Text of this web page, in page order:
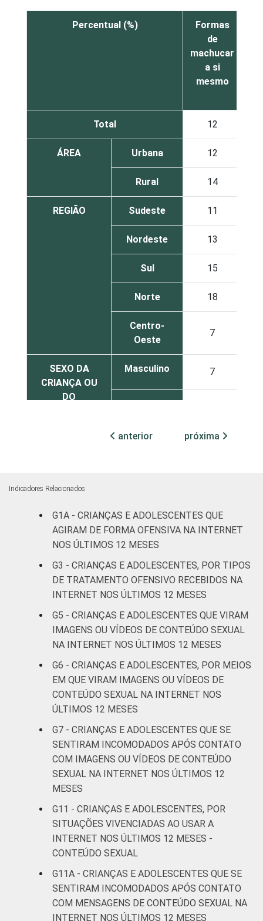
Percentual (%)
Formas
de
machucar
a si
mesmo
Total 12
ÁREA Urbana 12
Rural 14
REGIÃO Sudeste 11
Nordeste 13
Sul 15
Norte 18
Centro-
Oeste
7
SEXO DA
CRIANÇA OU
DO
Masculino 7
Feminino
Até
II
Médio ou
FAIXA ETÁRIA
DA CRIANÇA
OU DO
ADOLESCENTE
De 9 a 10
anos
De 11 a 12
anos
6
De 13 a 14
anos
11
De 15 a 17
anos
RENDA
FAMILIAR
Até 1 SM 15
Mais de 2
SM até 3 SM
Mais de 3
SM
11
Não tem
anterior próxima
Indicadores Relacionados
G1A - CRIANÇAS E ADOLESCENTES QUE
AGIRAM DE FORMA OFENSIVA NA INTERNET
NOS ÚLTIMOS 12 MESES
G3 - CRIANÇAS E ADOLESCENTES, POR TIPOS
DE TRATAMENTO OFENSIVO RECEBIDOS NA
INTERNET NOS ÚLTIMOS 12 MESES
G5 - CRIANÇAS E ADOLESCENTES QUE VIRAM
IMAGENS OU VÍDEOS DE CONTEÚDO SEXUAL
NA INTERNET NOS ÚLTIMOS 12 MESES
G6 - CRIANÇAS E ADOLESCENTES, POR MEIOS
EM QUE VIRAM IMAGENS OU VÍDEOS DE
CONTEÚDO SEXUAL NA INTERNET NOS
ÚLTIMOS 12 MESES
G7 - CRIANÇAS E ADOLESCENTES QUE SE
SENTIRAM INCOMODADOS APÓS CONTATO
COM IMAGENS OU VÍDEOS DE CONTEÚDO
SEXUAL NA INTERNET NOS ÚLTIMOS 12
MESES
G11 - CRIANÇAS E ADOLESCENTES, POR
SITUAÇÕES VIVENCIADAS AO USAR A
INTERNET NOS ÚLTIMOS 12 MESES -
CONTEÚDO SEXUAL
G11A - CRIANÇAS E ADOLESCENTES QUE SE
SENTIRAM INCOMODADOS APÓS CONTATO
COM MENSAGENS DE CONTEÚDO SEXUAL NA
INTERNET NOS ÚLTIMOS 12 MESES